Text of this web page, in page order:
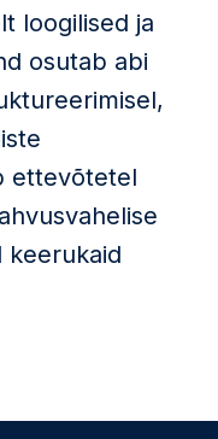
loogilised ja
osutab abi
ettevõtetel
keerukaid